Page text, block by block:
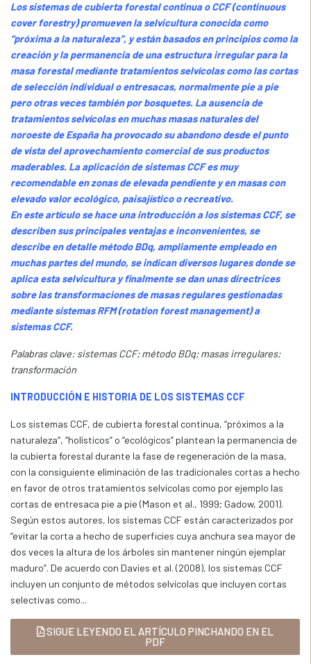
Los sistemas de cubierta forestal continua o CCF (continuous
cover forestry) promueven la selvicultura conocida como
“próxima a la naturaleza”, y están basados en principios como la
creación y la permanencia de una estructura irregular para la
masa forestal mediante tratamientos selvícolas como las cortas
de selección individual o entresacas, normalmente pie a pie
pero otras veces también por bosquetes. La ausencia de
tratamientos selvícolas en muchas masas naturales del
noroeste de España ha provocado su abandono desde el punto
de vista del aprovechamiento comercial de sus productos
maderables. La aplicación de sistemas CCF es muy
recomendable en zonas de elevada pendiente y en masas con
elevado valor ecológico, paisajístico o recreativo.
En este artículo se hace una introducción a los sistemas CCF, se
describen sus principales ventajas e inconvenientes, se
describe en detalle método BDq, ampliamente empleado en
muchas partes del mundo, se indican diversos lugares donde se
aplica esta selvicultura y finalmente se dan unas directrices
sobre las transformaciones de masas regulares gestionadas
mediante sistemas RFM (rotation forest management) a
sistemas CCF.
Palabras clave: sistemas CCF; método BDq; masas irregulares;
transformación
INTRODUCCIÓN E HISTORIA DE LOS SISTEMAS CCF
Los sistemas CCF, de cubierta forestal continua, “próximos a la
naturaleza”, “holísticos” o “ecológicos” plantean la permanencia de
la cubierta forestal durante la fase de regeneración de la masa,
con la consiguiente eliminación de las tradicionales cortas a hecho
en favor de otros tratamientos selvícolas como por ejemplo las
cortas de entresaca pie a pie (Mason et al., 1999; Gadow, 2001).
Según estos autores, los sistemas CCF están caracterizados por
“evitar la corta a hecho de superficies cuya anchura sea mayor de
dos veces la altura de los árboles sin mantener ningún ejemplar
maduro”. De acuerdo con Davies et al. (2008), los sistemas CCF
incluyen un conjunto de métodos selvícolas que incluyen cortas
selectivas como...
SIGUE LEYENDO EL ARTÍCULO PINCHANDO EN EL
PDF